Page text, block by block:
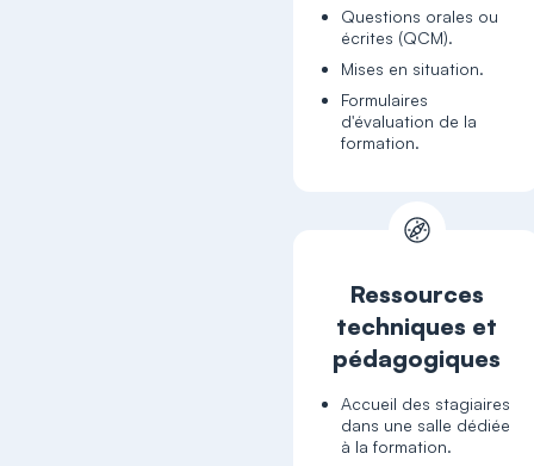
Questions orales ou
écrites (QCM).
Mises en situation.
Formulaires
d'évaluation de la
formation.
Ressources
techniques et
pédagogiques
Accueil des stagiaires
dans une salle dédiée
à la formation.